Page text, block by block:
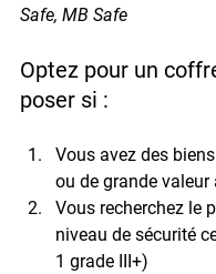
Safe, MB Safe
Optez pour un
poser si :
Vous avez des
ou de grande valeur
Vous recherchez le
niveau de sécurité
1 grade III+)